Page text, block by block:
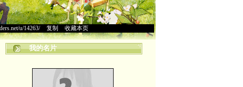
u/14263/> 复制 收藏本页
我的名片